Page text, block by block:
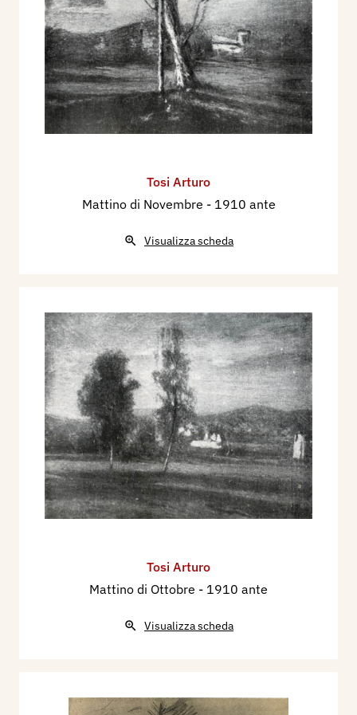
Tosi Arturo
Mattino di Novembre - 1910 ante
Visualizza scheda
Tosi Arturo
Mattino di Ottobre - 1910 ante
Visualizza scheda